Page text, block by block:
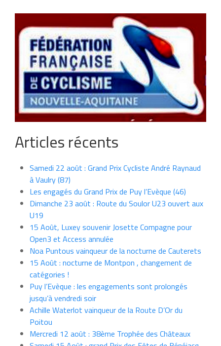
Articles récents
Samedi 22 août : Grand Prix Cycliste André Raynaud
à Vaulry (87)
Les engagés du Grand Prix de Puy l’Evèque (46)
Dimanche 23 août : Route du Soulor U23 ouvert aux
U19
15 Août, Luxey souvenir Josette Compagne pour
Open3 et Access annulée
Noa Puntous vainqueur de la nocturne de Cauterets
15 Août : nocturne de Montpon , changement de
catégories !
Puy l’Evèque : les engagements sont prolongés
jusqu’à vendredi soir
Achille Waterlot vainqueur de la Route D’Or du
Poitou
Mercredi 12 août : 38ème Trophée des Châteaux